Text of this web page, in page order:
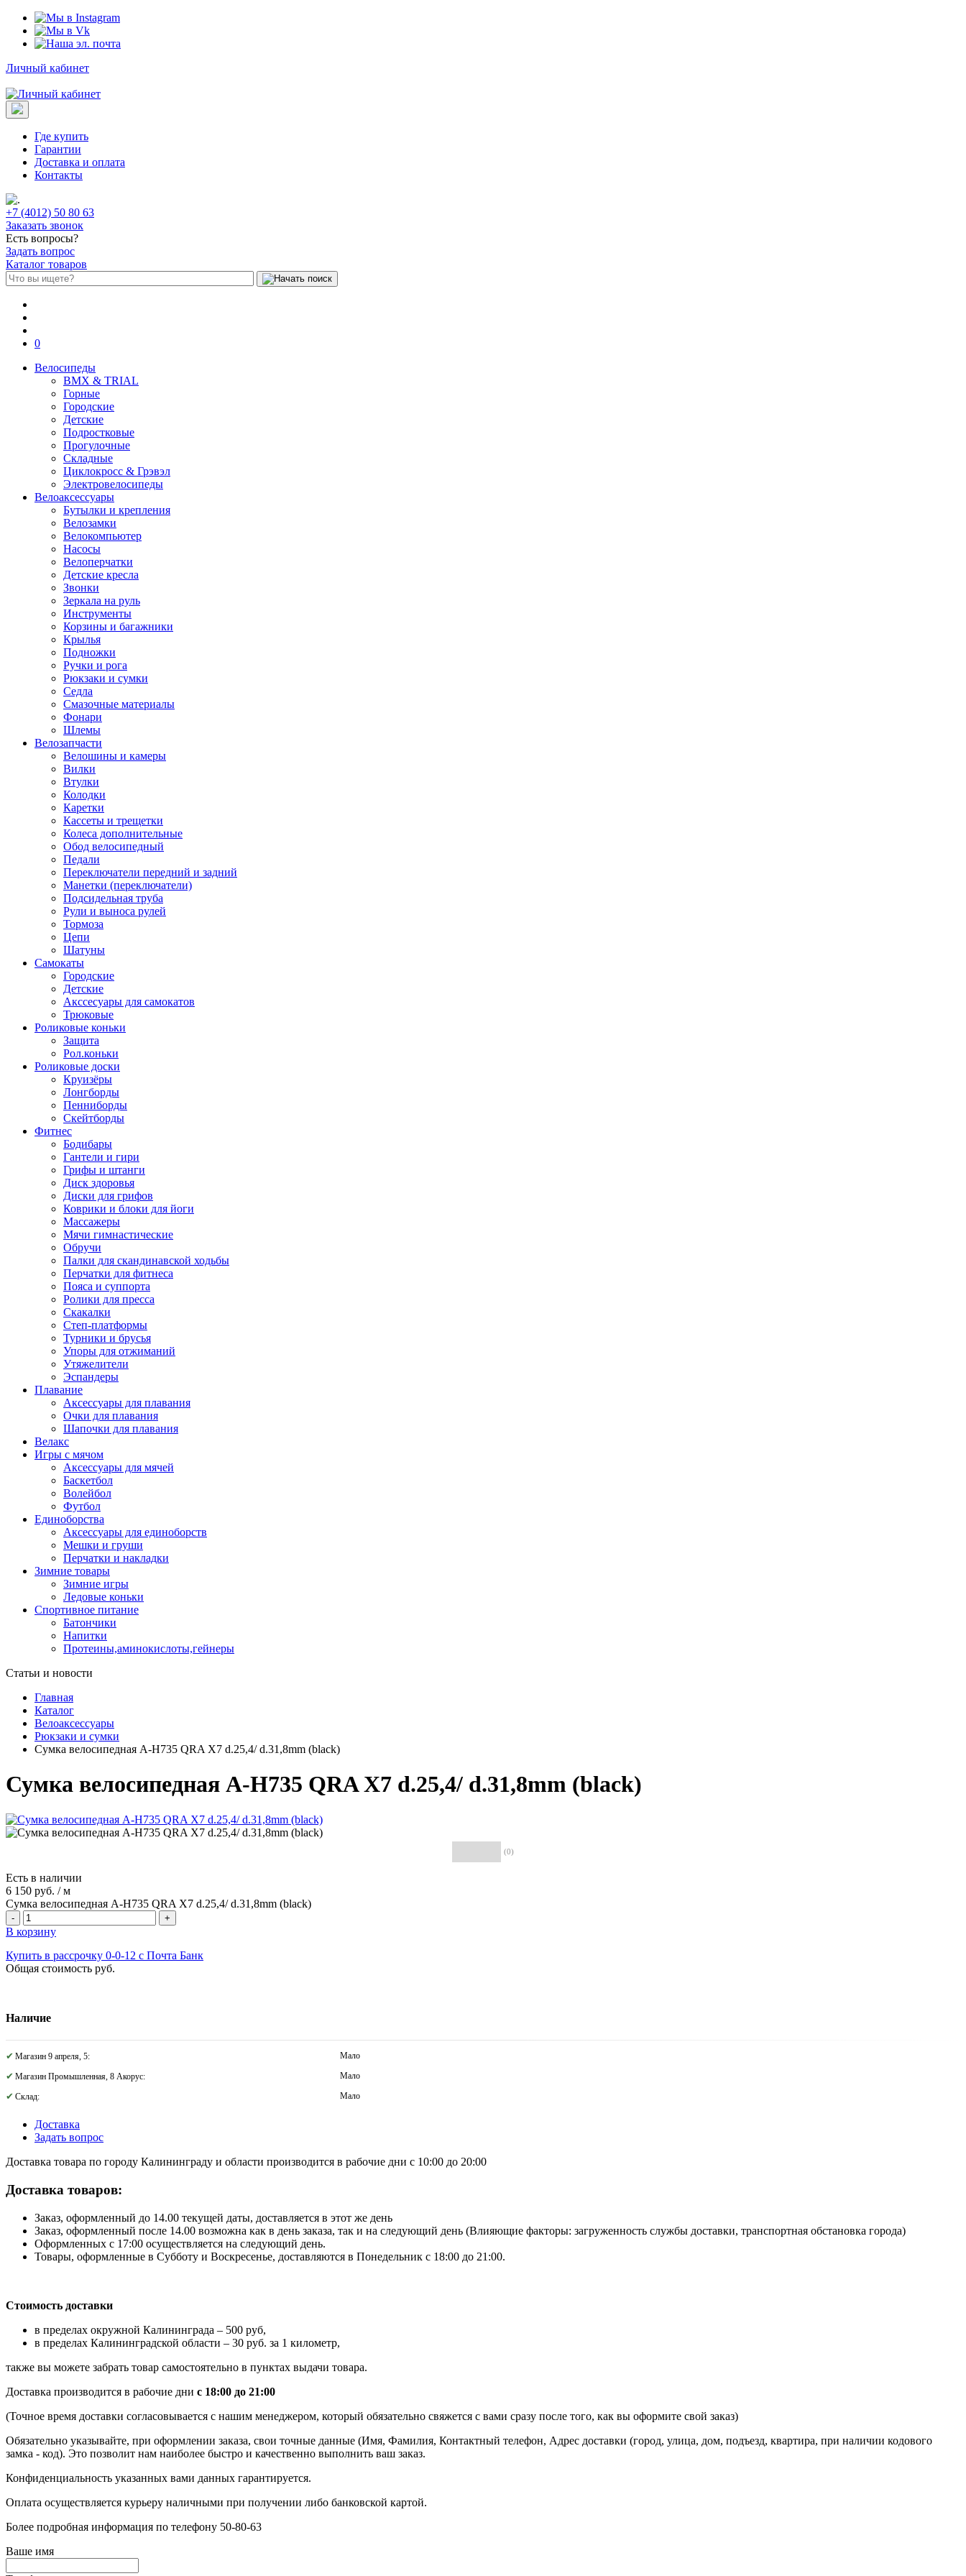
Личный кабинет
Где купить
Гарантии
Доставка и оплата
Контакты
+7 (4012) 50 80 63
Заказать звонок
Есть вопросы?
Задать вопрос
Каталог товаров
0
Велосипеды
BMX & TRIAL
Горные
Городские
Детские
Подростковые
Прогулочные
Складные
Циклокросс & Грэвэл
Электровелосипеды
Велоаксессуары
Бутылки и крепления
Велозамки
Велокомпьютер
Насосы
Велоперчатки
Детские кресла
Звонки
Зеркала на руль
Инструменты
Корзины и багажники
Крылья
Подножки
Ручки и рога
Рюкзаки и сумки
Седла
Смазочные материалы
Фонари
Шлемы
Велозапчасти
Велошины и камеры
Вилки
Втулки
Колодки
Каретки
Кассеты и трещетки
Колеса дополнительные
Обод велосипедный
Педали
Переключатели передний и задний
Манетки (переключатели)
Подсидельная труба
Рули и выноса рулей
Тормоза
Цепи
Шатуны
Самокаты
Городские
Детские
Акссесуары для самокатов
Трюковые
Роликовые коньки
Защита
Рол.коньки
Роликовые доски
Круизёры
Лонгборды
Пенниборды
Скейтборды
Фитнес
Бодибары
Гантели и гири
Грифы и штанги
Диск здоровья
Диски для грифов
Коврики и блоки для йоги
Массажеры
Мячи гимнастические
Обручи
Палки для скандинавской ходьбы
Перчатки для фитнеса
Пояса и суппорта
Ролики для пресса
Скакалки
Степ-платформы
Турники и брусья
Упоры для отжиманий
Утяжелители
Эспандеры
Плавание
Аксессуары для плавания
Очки для плавания
Шапочки для плавания
Велакс
Игры с мячом
Аксессуары для мячей
Баскетбол
Волейбол
Футбол
Единоборства
Аксессуары для единоборств
Мешки и груши
Перчатки и накладки
Зимние товары
Зимние игры
Ледовые коньки
Спортивное питание
Батончики
Напитки
Протеины,аминокислоты,гейнеры
Статьи и новости
Главная
Каталог
Велоаксессуары
Рюкзаки и сумки
Сумка велосипедная A-H735 QRA X7 d.25,4/ d.31,8mm (black)
Сумка велосипедная A-H735 QRA X7 d.25,4/ d.31,8mm (black)
(0)
Есть в наличии
6 150 руб. / м
Сумка велосипедная A-H735 QRA X7 d.25,4/ d.31,8mm (black)
- +
В корзину
Купить в рассрочку 0-0-12 с Почта Банк
Общая стоимость руб.
Наличие
Магазин 9 апреля, 5: Мало
Магазин Промышленная, 8 Акорус: Мало
Склад: Мало
Доставка
Задать вопрос
Доставка товара по городу Калининграду и области производится в рабочие дни с 10:00 до 20:00
Доставка товаров:
Заказ, оформленный до 14.00 текущей даты, доставляется в этот же день
Заказ, оформленный после 14.00 возможна как в день заказа, так и на следующий день (Влияющие факторы: загруженность службы доставки, транспортная обстановка города)
Оформленных с 17:00 осуществляется на следующий день.
Товары, оформленные в Субботу и Воскресенье, доставляются в Понедельник с 18:00 до 21:00.
Стоимость доставки
в пределах окружной Калининграда – 500 руб,
в пределах Калининградской области – 30 руб. за 1 километр,
также вы можете забрать товар самостоятельно в пунктах выдачи товара.
Доставка производится в рабочие дни с 18:00 до 21:00
(Точное время доставки согласовывается с нашим менеджером, который обязательно свяжется с вами сразу после того, как вы оформите свой заказ)
Обязательно указывайте, при оформлении заказа, свои точные данные (Имя, Фамилия, Контактный телефон, Адрес доставки (город, улица, дом, подъезд, квартира, при наличии кодового
замка - код). Это позволит нам наиболее быстро и качественно выполнить ваш заказ.
Конфиденциальность указанных вами данных гарантируется.
Оплата осуществляется курьеру наличными при получении либо банковской картой.
Более подробная информация по телефону 50-80-63
Ваше имя